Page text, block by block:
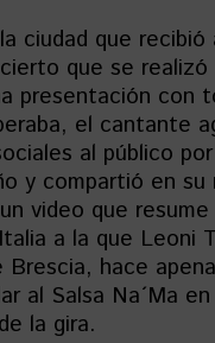
ciudad que recibió
que se
presentación con
el cantante
al público
y compartió en su
video que
a la que Leoni
Brescia, hace
al Salsa Na´Ma
la gira.